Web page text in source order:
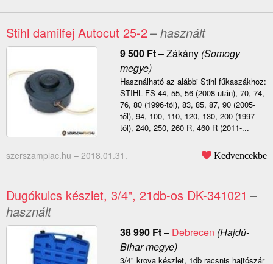
Stihl damilfej Autocut 25-2– használt
9 500 Ft–Zákány(Somogy
megye)
Használható az alábbi Stihl fűkaszákhoz:
STIHL FS 44, 55, 56 (2008 után), 70, 74,
76, 80 (1996-tól), 83, 85, 87, 90 (2005-
től), 94, 100, 110, 120, 130, 200 (1997-
től), 240, 250, 260 R, 460 R (2011-...
szerszampiac.hu – 2018.01.31. Kedvencekbe
Dugókulcs készlet, 3/4", 21db-os DK-341021 –
használt
38 990 Ft– Debrecen (Hajdú-
Bihar megye)
3/4" krova készlet, 1db racsnis hajtószár